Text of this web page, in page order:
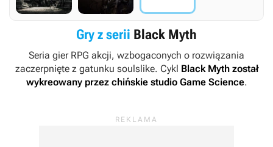
Gry z serii Black Myth
Seria gier RPG akcji, wzbogaconych o rozwiązania
zaczerpnięte z gatunku soulslike. Cykl Black Mythzostał
wykreowany przez chińskie studio Game Science.